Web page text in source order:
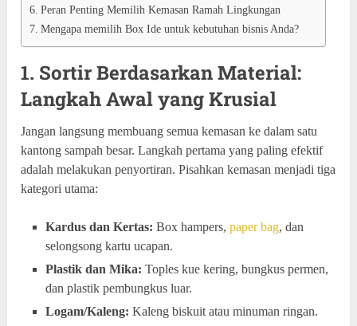
Peran Penting Memilih Kemasan Ramah Lingkungan
Mengapa memilih Box Ide untuk kebutuhan bisnis Anda?
1. Sortir Berdasarkan Material:
Langkah Awal yang Krusial
Jangan langsung membuang semua kemasan ke dalam satu
kantong sampah besar. Langkah pertama yang paling efektif
adalah melakukan penyortiran. Pisahkan kemasan menjadi tiga
kategori utama:
Kardus dan Kertas: Box hampers, paper bag, dan
selongsong kartu ucapan.
Plastik dan Mika: Toples kue kering, bungkus permen,
dan plastik pembungkus luar.
Logam/Kaleng: Kaleng biskuit atau minuman ringan.